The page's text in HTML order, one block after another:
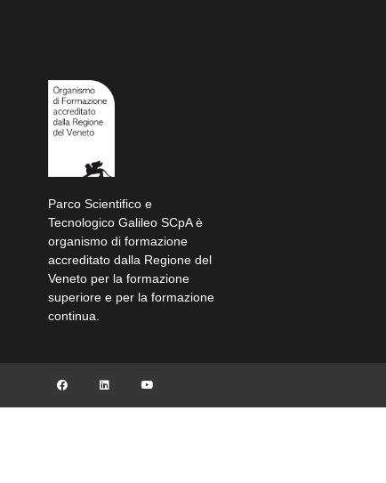
Parco Scientifico e
Tecnologico Galileo SCpA è
organismo di formazione
accreditato dalla Regione del
Veneto per la formazione
superiore e per la formazione
continua.